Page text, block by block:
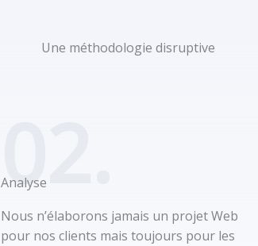
Une méthodologie disruptive
02.
Analyse
Nous n’élaborons jamais un projet Web
pour nos clients mais toujours pour les